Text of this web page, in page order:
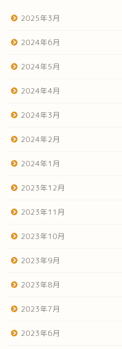
2025年3月
2024年6月
2024年5月
2024年4月
2024年3月
2024年2月
2024年1月
2023年12月
2023年11月
2023年10月
2023年9月
2023年8月
2023年7月
2023年6月